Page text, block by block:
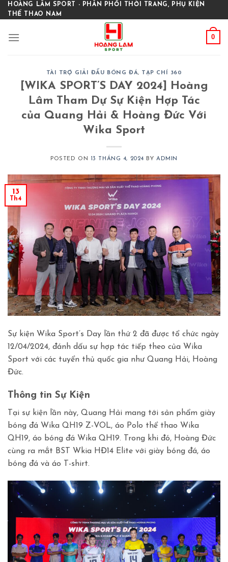
Skip
to
HOÀNG LÂM SPORT - PHÂN PHỐI THỜI TRANG, PHỤ KIỆN
THỂ THAO NAM
0
TÀI TRỢ GIẢI ĐẤU BÓNG ĐÁ, TẠP CHÍ 360
[WIKA SPORT’S DAY 2024] Hoàng
Lâm Tham Dự Sự Kiện Hợp Tác
của Quang Hải & Hoàng Đức Với
Wika Sport
POSTED ON 13 THÁNG 4, 2024 BY ADMIN
13
Th4
Sự kiện Wika Sport’s Day lần thứ 2 đã được tổ chức ngày
12/04/2024, đánh dấu sự hợp tác tiếp theo của Wika
Sport với các tuyển thủ quốc gia như Quang Hải, Hoàng
Đức.
Thông tin Sự Kiện
Tại sự kiện lần này, Quang Hải mang tới sản phẩm giày
bóng đá Wika QH19 Z-VOL, áo Polo thể thao Wika
QH19, áo bóng đá Wika QH19. Trong khi đó, Hoàng Đức
cùng ra mắt BST Wkia HĐ14 Elite với giày bóng đá, áo
bóng đá và áo T-shirt.